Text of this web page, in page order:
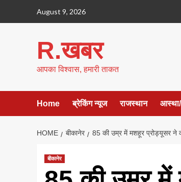
August 9, 2026
R.खबर
आपका विश्वास, हमारी ताकत
Home ब्रेकिंग न्यूज राजस्थान आस्था/
HOME बीकानेर 85 की उम्र में मशहूर प्रोड्यूसर ने
बीकानेर